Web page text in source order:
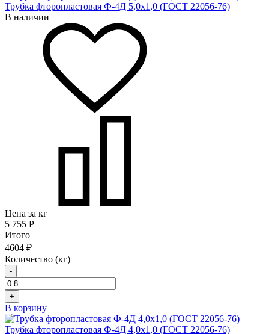
Трубка фторопластовая Ф-4Д 5,0х1,0 (ГОСТ 22056-76)
В наличии
Цена за кг
5 755 Р
Итого
4604 ₽
Количество (кг)
-
+
В корзину
Трубка фторопластовая Ф-4Д 4,0х1,0 (ГОСТ 22056-76)